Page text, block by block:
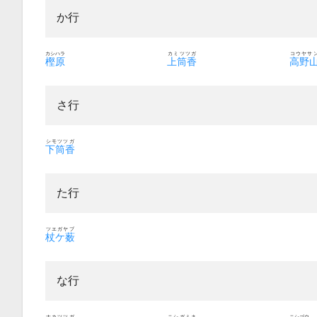
か行
樫原
カシハラ
上筒香
カミツツガ
高野
コウヤサ
さ行
下筒香
シモツツガ
た行
杖ケ薮
ツエガヤブ
な行